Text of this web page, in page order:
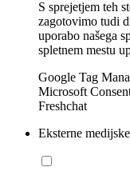
S sprejetjem teh
zagotovimo tudi
uporabo našega
spletnem mestu
Google Tag
Microsoft
Freshchat
Eksterne